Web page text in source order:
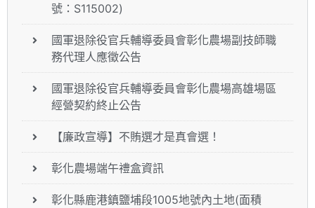
號：S115002)
國軍退除役官兵輔導委員會彰化農場副技師職
務代理人應徵公告
國軍退除役官兵輔導委員會彰化農場高雄場區
經營契約終止公告
【廉政宣導】不賄選才是真會選！
彰化農場端午禮盒資訊
彰化縣鹿港鎮鹽埔段1005地號內土地(面積